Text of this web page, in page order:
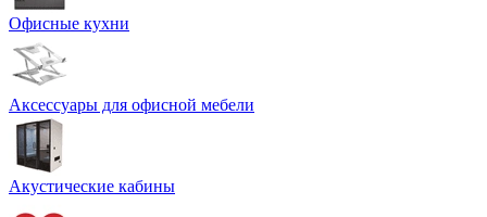
Офисные кухни
Аксессуары для офисной мебели
Акустические кабины